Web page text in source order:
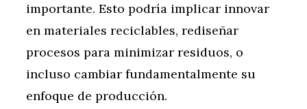
importante. Esto podría implicar innovar
en materiales reciclables, rediseñar
procesos para minimizar residuos, o
incluso cambiar fundamentalmente su
enfoque de producción.